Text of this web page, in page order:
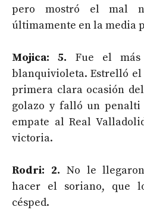
pero mostró el mal
últimamente en la media
Mojica: 5. Fue el más
blanquivioleta. Estrelló
primera clara ocasión
golazo y falló un
empate al Real
victoria.
Rodri: 2. No le
hacer el soriano, que
césped.